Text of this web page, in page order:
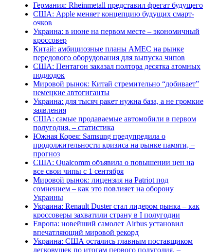
Германия: Rheinmetall представил фрегат будущего
США: Apple меняет концепцию будущих смарт-
очков
Украина: в июне на первом месте – экономичный
кроссовер
Китай: амбициозные планы AMEC на рынке
передового оборудования для выпуска чипов
США: Пентагон заказал полтора десятка атомных
подлодок
Мировой рынок: Китай стремительно “добивает”
немецкие автогиганты
Украина: для тысяч ракет нужна база, а не громкие
заявления
США: самые продаваемые автомобили в первом
полугодия, – статистика
Южная Корея: Samsung предупредила о
продолжительности кризиса на рынке памяти, –
прогноз
США: Qualcomm объявила о повышении цен на
все свои чипы с 1 сентября
Мировой рынок: лицензия на Patriot под
сомнением – как это повлияет на оборону
Украины
Украина: Renault Duster стал лидером рынка – как
кроссоверы захватили страну в I полугодии
Европа: новейший самолет Airbus установил
впечатляющий мировой рекорд
Украина: США остались главным поставщиком
легковушек по итогам первого полугодия, –